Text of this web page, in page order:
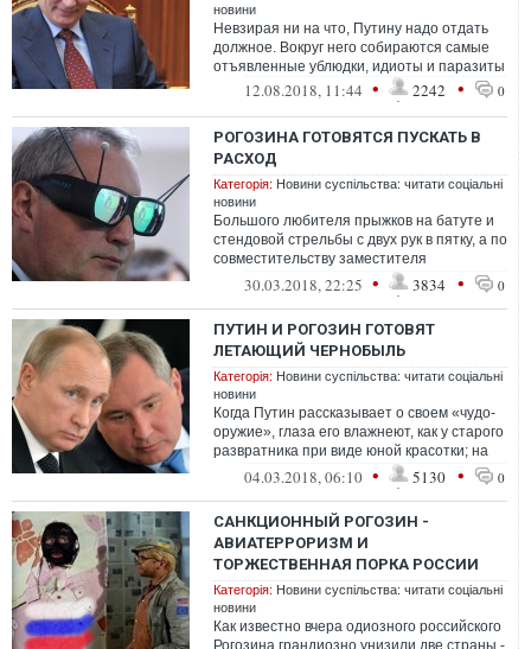
новини
Невзирая ни на что, Путину надо отдать
должное. Вокруг него собираются самые
отъявленные ублюдки, идиоты и паразиты
12.08.2018, 11:44 • 2242 • 0
РОГОЗИНА ГОТОВЯТСЯ ПУСКАТЬ В
РАСХОД
Категорія: Новини суспільства: читати соціальні
новини
Большого любителя прыжков на батуте и
стендовой стрельбы с двух рук в пятку, а по
совместительству заместителя
председателя правительства Российской
30.03.2018, 22:25 • 3834 • 0
ПУТИН И РОГОЗИН ГОТОВЯТ
ЛЕТАЮЩИЙ ЧЕРНОБЫЛЬ
Категорія: Новини суспільства: читати соціальні
новини
Когда Путин рассказывает о своем «чудо-
оружие», глаза его влажнеют, как у старого
развратника при виде юной красотки; на
щеках проступает похотливый р...
04.03.2018, 06:10 • 5130 • 0
САНКЦИОННЫЙ РОГОЗИН -
АВИАТЕРРОРИЗМ И
ТОРЖЕСТВЕННАЯ ПОРКА РОССИИ
Категорія: Новини суспільства: читати соціальні
новини
Как известно вчера одиозного российского
Рогозина грандиозно унизили две страны -